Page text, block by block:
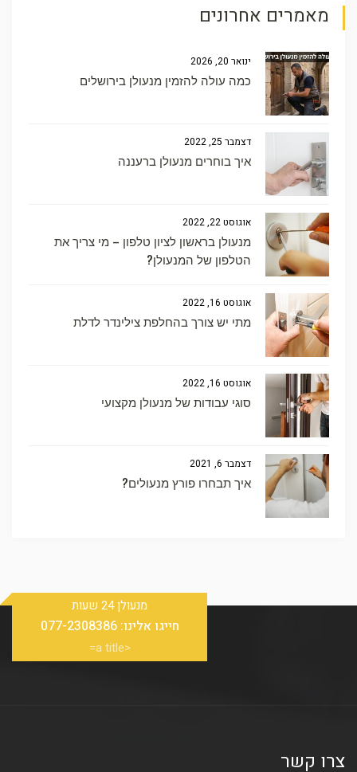
מאמרים אחרונים
ינואר 20, 2026
כמה עולה להזמין מנעולן בירושלים
דצמבר 25, 2022
איך בוחרים מנעולן ברעננה
אוגוסט 22, 2022
מנעולן בראשון לציון טלפון – מי צריך את
הטלפון של המנעולן?
אוגוסט 16, 2022
מתי יש צורך בהחלפת צילינדר לדלת
אוגוסט 16, 2022
סוגי עבודות של מנעולן מקצועי
דצמבר 6, 2021
איך תבחרו פורץ מנעולים?
מנעולן 24 שעות
חייגו אלינו:077-2308386
<a title=
צרו קשר